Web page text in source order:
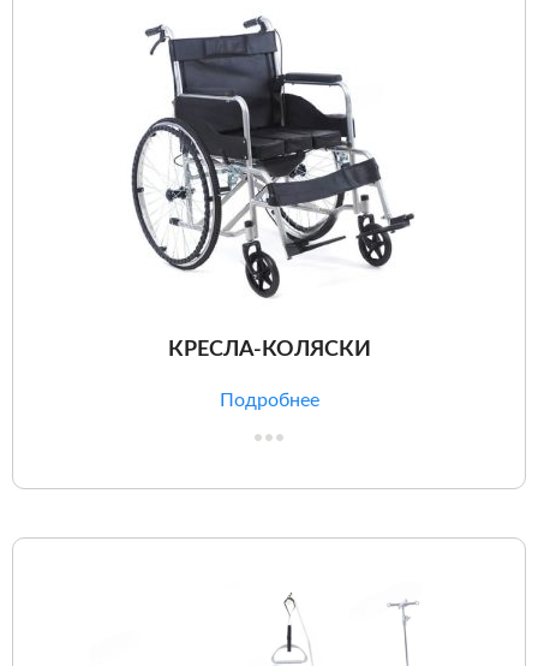
КРЕСЛА-КОЛЯСКИ
Подробнее